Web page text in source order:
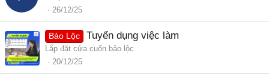
26/12/25
Bảo Lộc Tuyển dụng việc làm
Lắp đặt cửa cuốn bảo lộc
20/12/25